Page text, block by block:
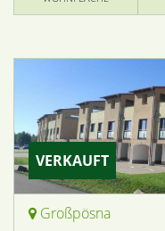
VERKAUFT
Großpösna